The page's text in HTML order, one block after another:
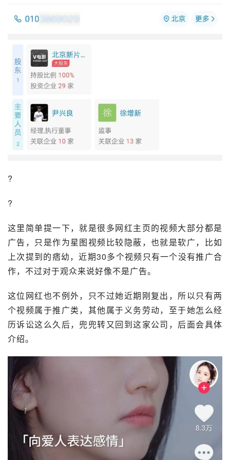
?
?
这里简单提一下，就是很多网红主页的视频大部分都是
广告，只是作为星图视频比较隐蔽，也就是软广，比如
上次提到的痞幼，近期30多个视频只有一个没有推广合
作，不过对于观众来说好像不是广告。
这位网红也不例外，只不过她近期刚复出，所以只有两
个视频属于推广类，其他属于义务劳动，至于她怎么经
历诉讼这么久后，兜兜转又回到这家公司，后面会具体
介绍。